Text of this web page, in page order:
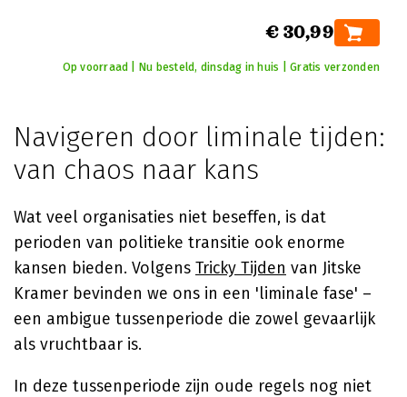
€ 30,99
Op voorraad | Nu besteld, dinsdag in huis | Gratis verzonden
Navigeren door liminale tijden:
van chaos naar kans
Wat veel organisaties niet beseffen, is dat
perioden van politieke transitie ook enorme
kansen bieden. Volgens Tricky Tijden van Jitske
Kramer bevinden we ons in een 'liminale fase' –
een ambigue tussenperiode die zowel gevaarlijk
als vruchtbaar is.
In deze tussenperiode zijn oude regels nog niet